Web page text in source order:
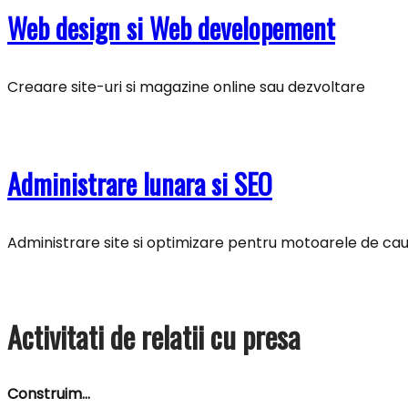
Web design si Web developement
Creaare site-uri si magazine online sau dezvoltare
Administrare lunara si SEO
Administrare site si optimizare pentru motoarele de
Activitati de relatii cu presa
Construim…